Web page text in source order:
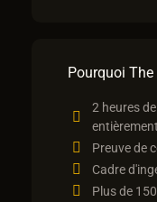
Pourquoi The
2 heures
Preuve de
Cadre
Plus de